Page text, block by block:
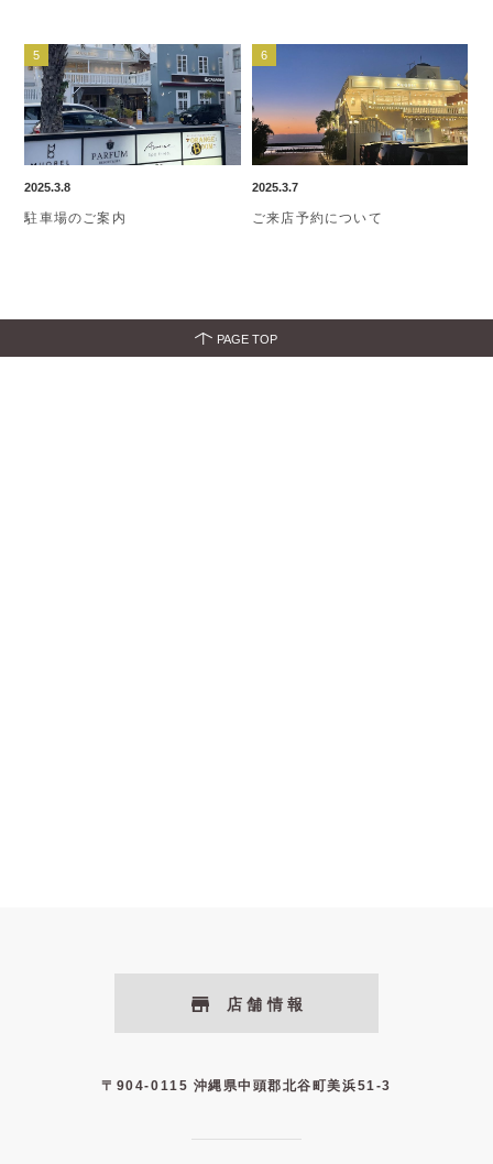
2025.3.8
駐車場のご案内
2025.3.7
ご来店予約について
PAGE TOP
店舗情報
〒904-0115 沖縄県中頭郡北谷町美浜51-3